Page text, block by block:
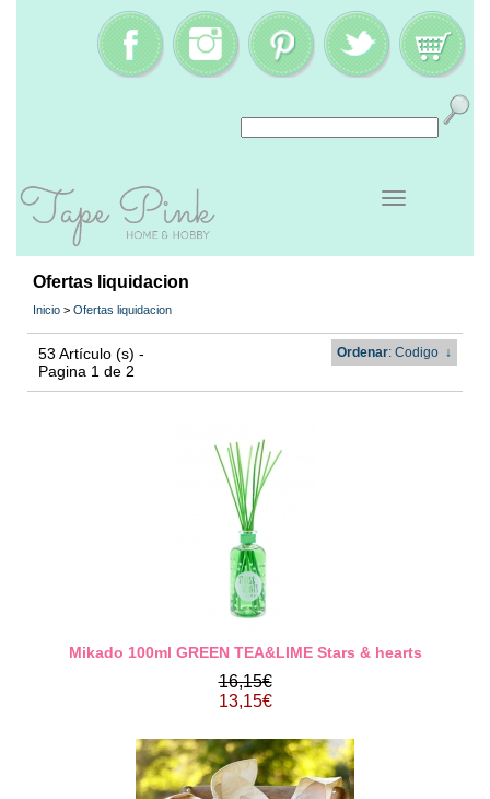
Ofertas liquidacion
Inicio > Ofertas liquidacion
53 Artículo (s) -
Pagina 1 de 2
Ordenar: Codigo↓
Mikado 100ml GREEN TEA&LIME Stars & hearts
16,15€
13,15€